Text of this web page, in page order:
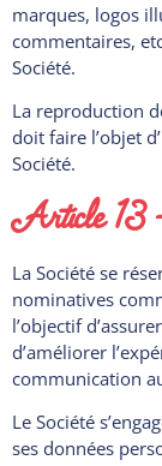
marques, logos
commentaires,
Société.
La reproduction
doit faire l’objet
Société.
Article 13 –
La Société se
nominatives
l’objectif
d’améliorer
communication
Le Société
ses données